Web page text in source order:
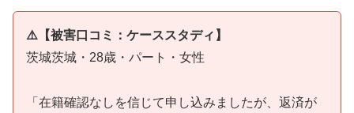
⚠️【被害口コミ：ケーススタディ】
茨城茨城・28歳・パート・女性
「在籍確認なしを信じて申し込みましたが、返済が